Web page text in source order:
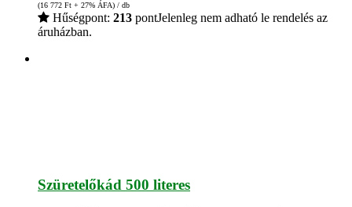
(16 772 Ft + 27% ÁFA) / db
Hűségpont: 213 pontJelenleg nem adható le rendelés az
áruházban.
Szüretelőkád 500 literes